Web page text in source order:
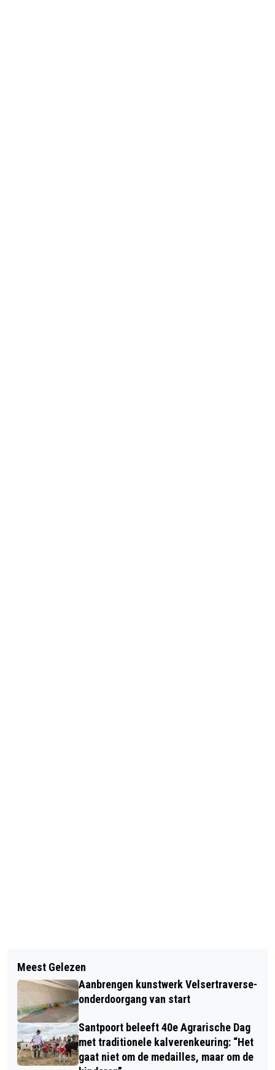
‘EEN RITS TE VER 2.0’ MET JOEY
SCHALKER ALS HARRIE VERMEULEN
IN KENNEMER THEATER
ONDERZOEK WIJST UIT: KOKEN OP
GAS KOST JE RUIM 2,5 JAAR VAN JE
LEVEN
Meest Gelezen
Aanbrengen kunstwerk Velsertraverse-
onderdoorgang van start
Santpoort beleeft 40e Agrarische Dag
met traditionele kalverenkeuring: “Het
gaat niet om de medailles, maar om de